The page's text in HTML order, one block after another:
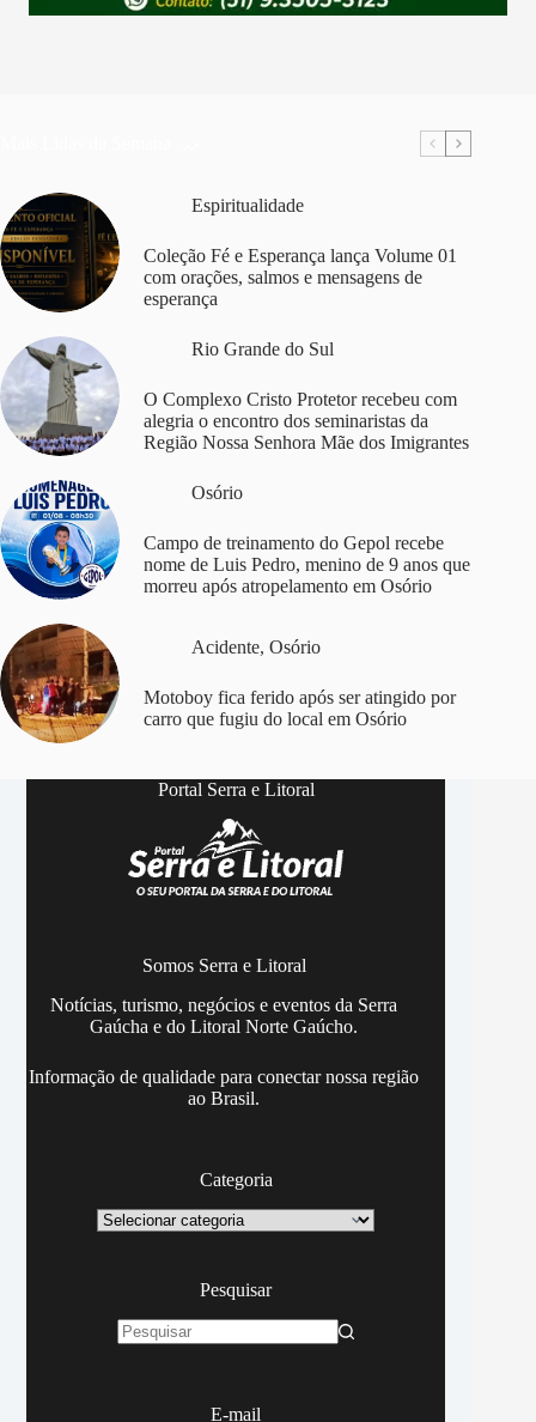
Espiritualidade
Coleção Fé e Esperança lança Volume 01
com orações, salmos e mensagens de
esperança
Rio Grande do Sul
O Complexo Cristo Protetor recebeu com
alegria o encontro dos seminaristas da
Região Nossa Senhora Mãe dos Imigrantes
Osório
Campo de treinamento do Gepol recebe
nome de Luis Pedro, menino de 9 anos que
morreu após atropelamento em Osório
Acidente, Osório
Motoboy fica ferido após ser atingido por
carro que fugiu do local em Osório
Portal Serra e Litoral
Somos Serra e Litoral
Notícias, turismo, negócios e eventos da Serra
Gaúcha e do Litoral Norte Gaúcho.
Informação de qualidade para conectar nossa região
ao Brasil.
Categoria
Categoria
Pesquisar
E-mail